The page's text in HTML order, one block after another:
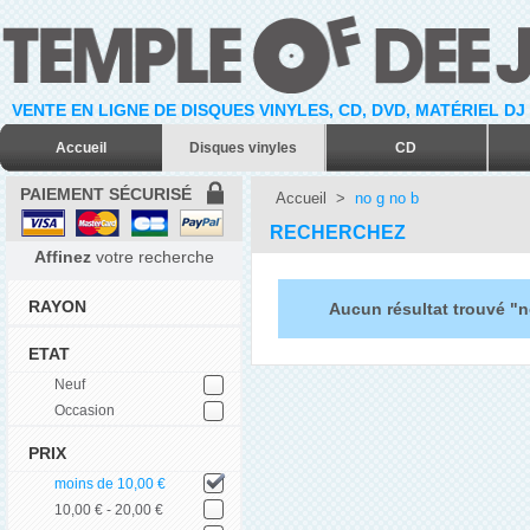
VENTE EN LIGNE DE DISQUES VINYLES, CD, DVD, MATÉRIEL
Accueil Disques vinyles CD
PAIEMENT SÉCURISÉ
Affinez votre recherche
RAYON
ETAT
Neuf
Occasion
PRIX
moins de 10,00 €
10,00 € - 20,00 €
Accueil > no g no b
RECHERCHEZ
Aucun résultat trouvé